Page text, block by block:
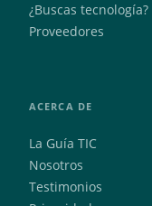
¿Buscas tecnología?
Proveedores
ACERCA DE
La Guía TIC
Nosotros
Testimonios